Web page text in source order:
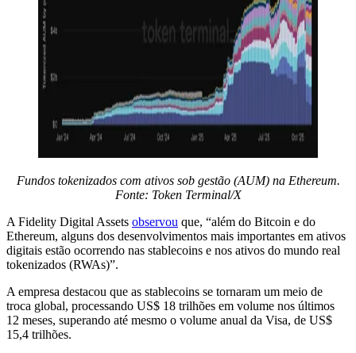
Fundos tokenizados com ativos sob gestão (AUM) na Ethereum.
Fonte: Token Terminal/X
A Fidelity Digital Assets observou que, “além do Bitcoin e do
Ethereum, alguns dos desenvolvimentos mais importantes em ativos
digitais estão ocorrendo nas stablecoins e nos ativos do mundo real
tokenizados (RWAs)”.
A empresa destacou que as stablecoins se tornaram um meio de
troca global, processando US$ 18 trilhões em volume nos últimos
12 meses, superando até mesmo o volume anual da Visa, de US$
15,4 trilhões.